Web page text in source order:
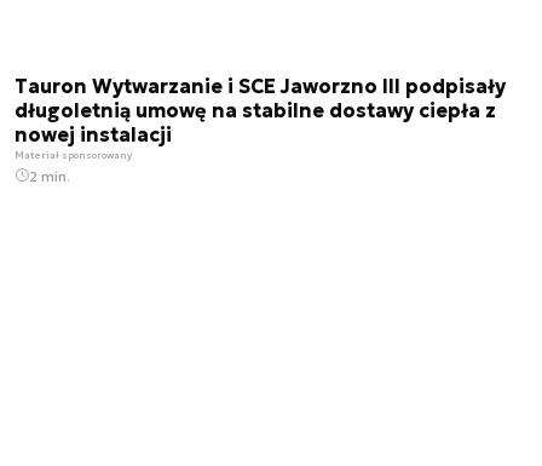
Tauron Wytwarzanie i SCE Jaworzno III podpisały
długoletnią umowę na stabilne dostawy ciepła z
nowej instalacji
Materiał sponsorowany
2 min.